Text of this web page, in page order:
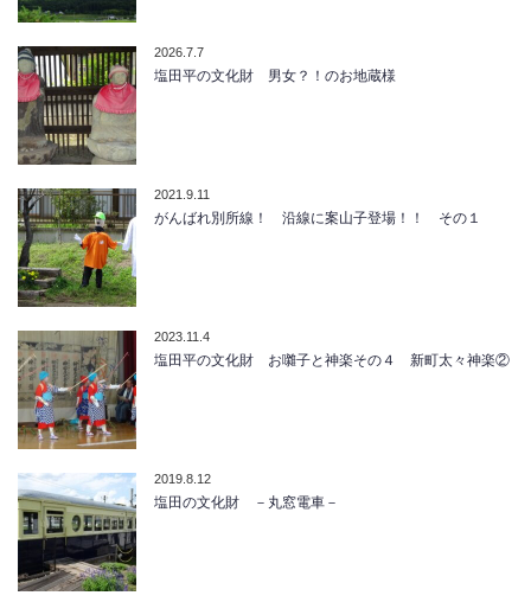
2026.7.7
塩田平の文化財 男女？！のお地蔵様
2021.9.11
がんばれ別所線！ 沿線に案山子登場！！ その１
2023.11.4
塩田平の文化財 お囃子と神楽その４ 新町太々神楽②
2019.8.12
塩田の文化財 －丸窓電車－